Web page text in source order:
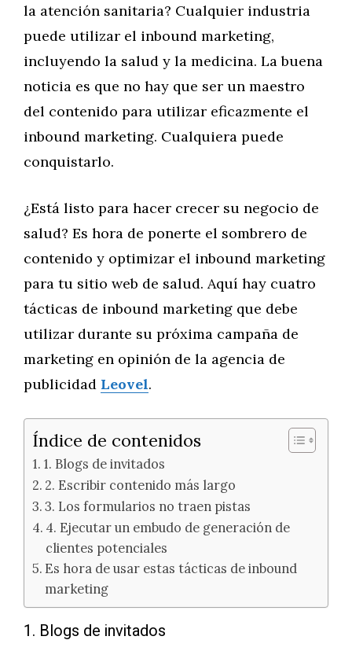
la atención sanitaria? Cualquier industria
puede utilizar el inbound marketing,
incluyendo la salud y la medicina. La buena
noticia es que no hay que ser un maestro
del contenido para utilizar eficazmente el
inbound marketing. Cualquiera puede
conquistarlo.
¿Está listo para hacer crecer su negocio de
salud? Es hora de ponerte el sombrero de
contenido y optimizar el inbound marketing
para tu sitio web de salud. Aquí hay cuatro
tácticas de inbound marketing que debe
utilizar durante su próxima campaña de
marketing en opinión de la agencia de
publicidad Leovel.
Índice de contenidos
1. Blogs de invitados
2. Escribir contenido más largo
3. Los formularios no traen pistas
4. Ejecutar un embudo de generación de
clientes potenciales
Es hora de usar estas tácticas de inbound
marketing
1. Blogs de invitados